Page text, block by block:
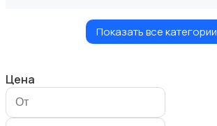
Показать все категории
Цена